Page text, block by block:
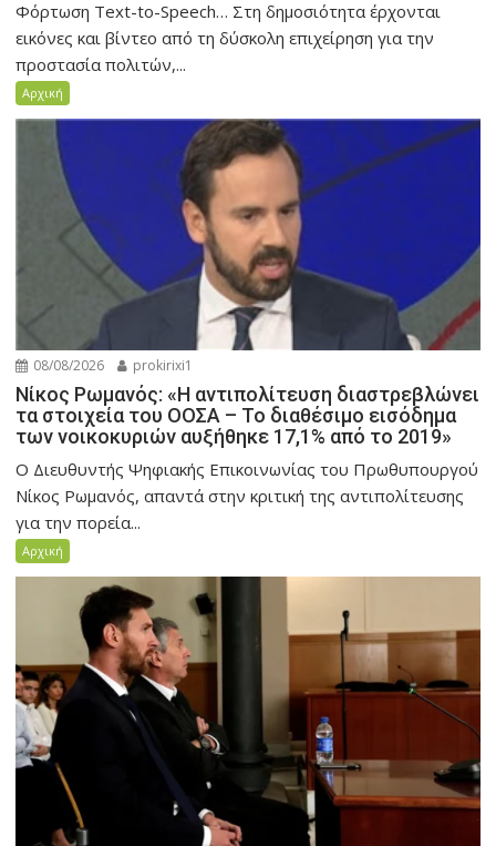
Φόρτωση Text-to-Speech… Στη δημοσιότητα έρχονται
εικόνες και βίντεο από τη δύσκολη επιχείρηση για την
προστασία πολιτών,...
Αρχική
08/08/2026 prokirixi1
Νίκος Ρωμανός: «Η αντιπολίτευση διαστρεβλώνει
τα στοιχεία του ΟΟΣΑ – Το διαθέσιμο εισόδημα
των νοικοκυριών αυξήθηκε 17,1% από το 2019»
Ο Διευθυντής Ψηφιακής Επικοινωνίας του Πρωθυπουργού
Νίκος Ρωμανός, απαντά στην κριτική της αντιπολίτευσης
για την πορεία...
Αρχική